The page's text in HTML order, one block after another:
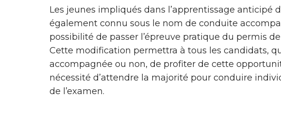
Les jeunes impliqués dans l’apprentissage anticipé
également connu sous le nom de conduite
possibilité de passer l’épreuve pratique du permis de
Cette modification permettra à tous les candidats,
accompagnée ou non, de profiter de cette
nécessité d’attendre la majorité pour conduire
de l’examen.